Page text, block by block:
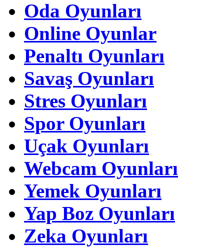
Oda Oyunları
Online Oyunlar
Penaltı Oyunları
Savaş Oyunları
Stres Oyunları
Spor Oyunları
Uçak Oyunları
Webcam Oyunları
Yemek Oyunları
Yap Boz Oyunları
Zeka Oyunları